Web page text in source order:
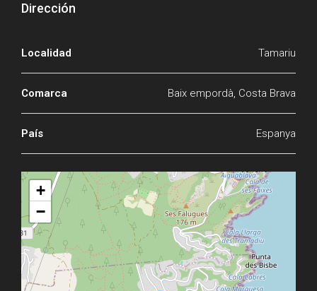
Dirección
Localidad Tamariu
Comarca Baix empordà, Costa Brava
País Espanya
+
−